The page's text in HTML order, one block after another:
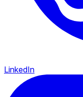
LinkedIn